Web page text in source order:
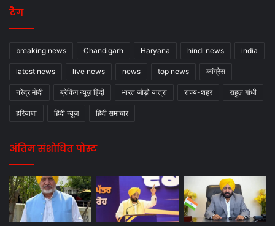
टैग
breaking news Chandigarh Haryana hindi news india
latest news live news news top news कांग्रेस
नरेंद्र मोदी ब्रेकिंग न्यूज़ हिंदी भारत जोड़ो यात्रा राज्य-शहर राहुल गांधी
हरियाणा हिंदी न्यूज हिंदी समाचार
अंतिम संशोधित पोस्ट